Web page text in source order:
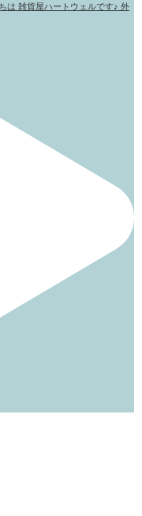
は 雑貨屋ハートウェルです♪ 外